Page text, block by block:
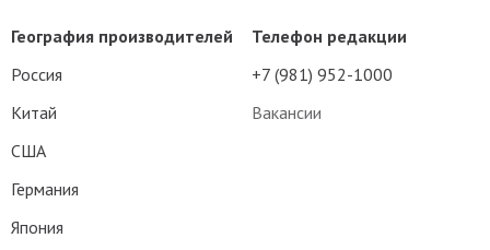
Телефон редакции
+7 (981) 952-1000
Вакансии
География производителей
Россия
Китай
США
Германия
Япония